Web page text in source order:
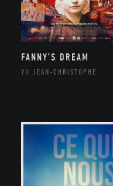
FANNY’S DREAM
YU JEAN-CHRISTOPHE